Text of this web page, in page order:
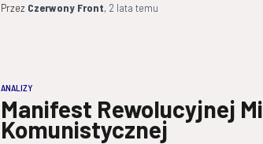
Przez Czerwony Front, 2 lata temu
ANALIZY
Manifest Rewolucyjnej
Komunistycznej